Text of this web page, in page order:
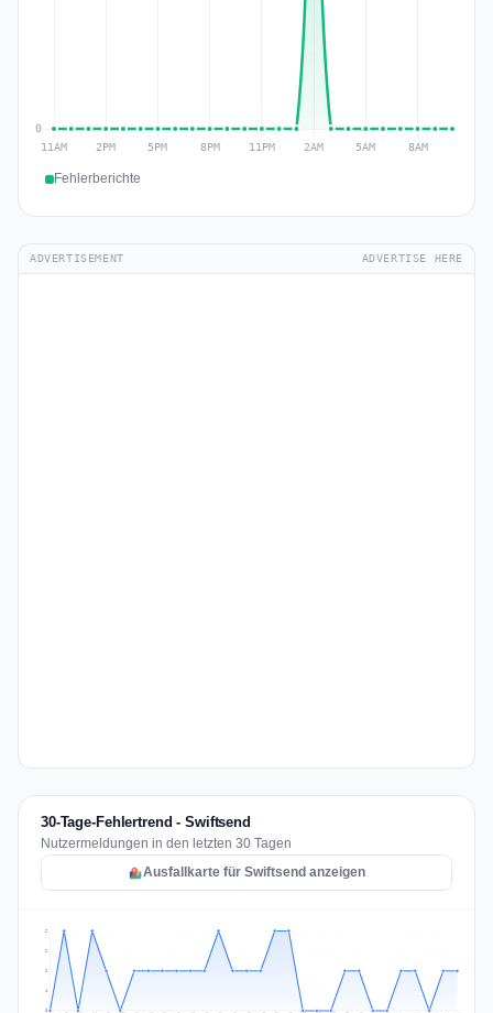
Fehlerberichte
ADVERTISEMENT ADVERTISE HERE
30-Tage-Fehlertrend - Swiftsend
Nutzermeldungen in den letzten 30 Tagen
Ausfallkarte für Swiftsend anzeigen
1
1
2
2